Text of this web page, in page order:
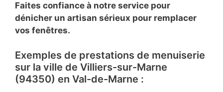
Faites confiance à notre service pour
dénicher un artisan sérieux pour remplacer
vos fenêtres.
Exemples de prestations de menuiserie
sur la ville de Villiers-sur-Marne
(94350) en Val-de-Marne :